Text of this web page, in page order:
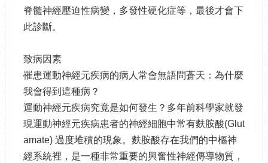
脊髓神經壓迫性病變，多發性硬化症等，最後才會下
此診斷。
致病因素
罹患運動神經元疾病的病人常會無語問蒼天：為什麼
我會得到這種病？
運動神經元疾病究竟是如何發生？多年前科學家就發
現運動神經元疾病患者的神經細胞中常有麩胺酸(Glut
amate) 過度堆積的現象。麩胺酸存在我們的中樞神
經系統裡，是一種非常重要的興奮性神經傳導物質，